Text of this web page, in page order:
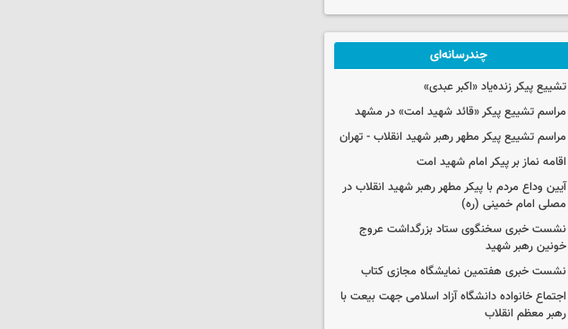
چندرسانه‌ای
تشییع پیکر زنده‌یاد «اکبر عبدی»
مراسم تشییع پیکر «قائد شهید امت» در مشهد
مراسم تشییع پیکر مطهر رهبر شهید انقلاب - تهران
اقامه نماز بر پیکر امام شهید امت
آیین وداع مردم با پیکر مطهر رهبر شهید انقلاب در
مصلی امام خمینی (ره)
نشست خبری سخنگوی ستاد بزرگداشت عروج
خونین رهبر شهید
نشست خبری هفتمین نمایشگاه مجازی کتاب
اجتماع خانواده دانشگاه آزاد اسلامی جهت بیعت با
رهبر معظم انقلاب